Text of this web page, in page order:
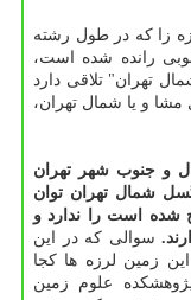
زا كه در طول رشته
رانده شده است،
تهران" تلاقی دارد
و یا شمال تهران،
و جنوب شهر تهران
شمال تهران توان
شده است را ندارد و
سوالی كه در این
زمین لرزه ها كجا
علوم زمین